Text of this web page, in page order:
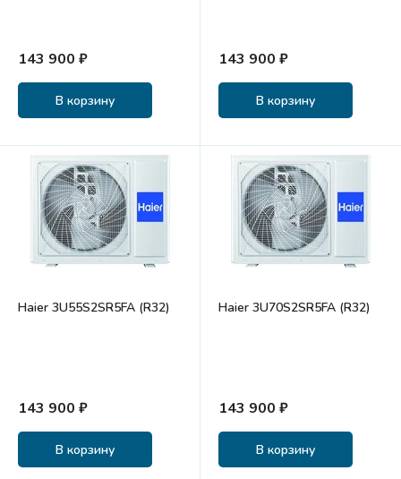
143 900 ₽
В корзину
143 900 ₽
В корзину
Haier 3U55S2SR5FA (R32)
143 900 ₽
В корзину
Haier 3U70S2SR5FA (R32)
143 900 ₽
В корзину